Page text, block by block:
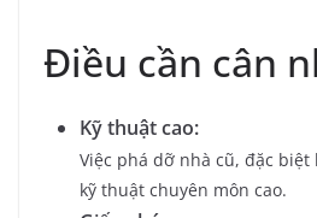
Điều cần cân
Kỹ thuật cao:
Việc phá dỡ nhà cũ, đặc
kỹ thuật chuyên môn cao.